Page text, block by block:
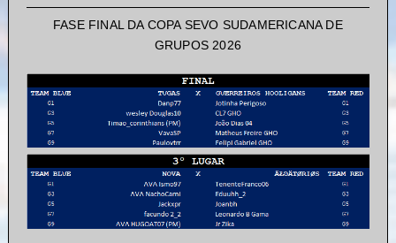
FASE FINAL DA COPA SEVO SUDAMERICANA DE
GRUPOS 2026